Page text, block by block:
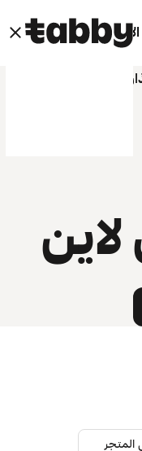
الأفراد الشركاء
لاين
المتجر